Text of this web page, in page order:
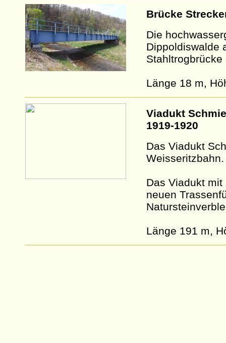
Brücke
Die
Dippoldiswalde
Stahltrogbrücke
Länge 18 m,
Viadukt
1919-1920
Das Viadukt
Weisseritzbahn.
Das Viadukt
neuen
Länge 191 m,